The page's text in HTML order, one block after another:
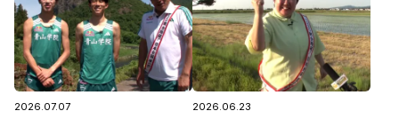
2026.07.07 2026.06.23